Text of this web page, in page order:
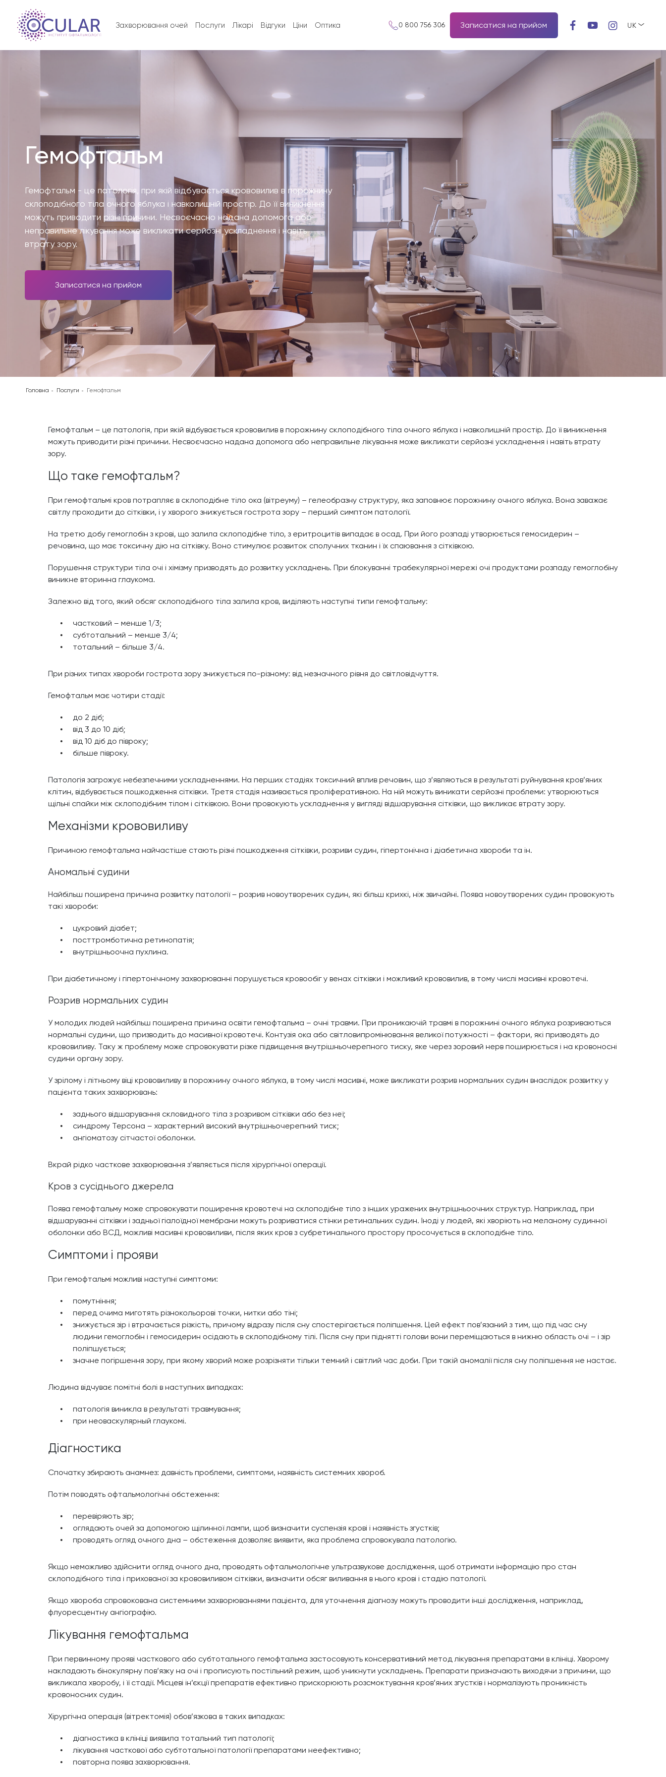
Захворювання очей Послуги Лікарі Відгуки Ціни Оптика 0 800 756 306 Записатися на прийом UK
Гемофтальм
Гемофтальм - це патологія, при якій відбувається крововилив в порожнину
склоподібного тіла очного яблука і навколишній простір. До її виникнення
можуть приводити різні причини. Несвоєчасно надана допомога або
неправильне лікування може викликати серйозні ускладнення і навіть
втрату зору.
Записатися на прийом
Головна Послуги Гемофтальм
Гемофтальм – це патологія, при якій відбувається крововилив в порожнину склоподібного тіла очного яблука і навколишній простір. До її виникнення
можуть приводити різні причини. Несвоєчасно надана допомога або неправильне лікування може викликати серйозні ускладнення і навіть втрату
зору.
Що таке гемофтальм?
При гемофтальмі кров потрапляє в склоподібне тіло ока (вітреуму) – гелеобразну структуру, яка заповнює порожнину очного яблука. Вона заважає
світлу проходити до сітківки, і у хворого знижується гострота зору – перший симптом патології.
На третю добу гемоглобін з крові, що залила склоподібне тіло, з еритроцитів випадає в осад. При його розпаді утворюється гемосидерин –
речовина, що має токсичну дію на сітківку. Воно стимулює розвиток сполучних тканин і їх спаювання з сітківкою.
Порушення структури тіла очі і хімізму призводять до розвитку ускладнень. При блокуванні трабекулярної мережі очі продуктами розпаду гемоглобіну
виникне вторинна глаукома.
Залежно від того, який обсяг склоподібного тіла залила кров, виділяють наступні типи гемофтальму:
частковий – менше 1/3;
субтотальний – менше 3/4;
тотальний – більше 3/4.
При різних типах хвороби гострота зору знижується по-різному: від незначного рівня до світловідчуття.
Гемофтальм має чотири стадії:
до 2 діб;
від 3 до 10 діб;
від 10 діб до півроку;
більше півроку.
Патологія загрожує небезпечними ускладненнями. На перших стадіях токсичний вплив речовин, що з’являються в результаті руйнування кров’яних
клітин, відбувається пошкодження сітківки. Третя стадія називається проліферативною. На ній можуть виникати серйозні проблеми: утворюються
щільні спайки між склоподібним тілом і сітківкою. Вони провокують ускладнення у вигляді відшарування сітківки, що викликає втрату зору.
Механізми крововиливу
Причиною гемофтальма найчастіше стають різні пошкодження сітківки, розриви судин, гіпертонічна і діабетична хвороби та ін.
Аномальні судини
Найбільш поширена причина розвитку патології – розрив новоутворених судин, які більш крихкі, ніж звичайні. Поява новоутворених судин провокують
такі хвороби:
цукровий діабет;
посттромботична ретинопатія;
внутрішньоочна пухлина.
При діабетичному і гіпертонічному захворюванні порушується кровообіг у венах сітківки і можливий крововилив, в тому числі масивні кровотечі.
Розрив нормальних судин
У молодих людей найбільш поширена причина освіти гемофтальма – очні травми. При проникаючій травмі в порожнині очного яблука розриваються
нормальні судини, що призводить до масивної кровотечі. Контузія ока або світловипромінювання великої потужності – фактори, які призводять до
крововиливу. Таку ж проблему може спровокувати різке підвищення внутрішньочерепного тиску, яке через зоровий нерв поширюється і на кровоносні
судини органу зору.
У зрілому і літньому віці крововиливу в порожнину очного яблука, в тому числі масивні, може викликати розрив нормальних судин внаслідок розвитку у
пацієнта таких захворювань:
заднього відшарування скловидного тіла з розривом сітківки або без неї;
синдрому Терсона – характерний високий внутрішньочерепний тиск;
ангіоматозу сітчастої оболонки.
Вкрай рідко часткове захворювання з’являється після хірургічної операції.
Кров з сусіднього джерела
Поява гемофтальму може спровокувати поширення кровотечі на склоподібне тіло з інших уражених внутрішньоочних структур. Наприклад, при
відшаруванні сітківки і задньої гіалоїдної мембрани можуть розриватися стінки ретинальних судин. Іноді у людей, які хворіють на меланому судинної
оболонки або ВСД, можливі масивні крововиливи, після яких кров з субретинального простору просочується в склоподібне тіло.
Симптоми і прояви
При гемофтальмі можливі наступні симптоми:
помутніння;
перед очима миготять різнокольорові точки, нитки або тіні;
знижується зір і втрачається різкість, причому відразу після сну спостерігається поліпшення. Цей ефект пов’язаний з тим, що під час сну
людини гемоглобін і гемосидерин осідають в склоподібному тілі. Після сну при піднятті голови вони переміщаються в нижню область очі – і зір
поліпшується;
значне погіршення зору, при якому хворий може розрізняти тільки темний і світлий час доби. При такій аномалії після сну поліпшення не настає.
Людина відчуває помітні болі в наступних випадках:
патологія виникла в результаті травмування;
при неоваскулярный глаукомі.
Діагностика
Спочатку збирають анамнез: давність проблеми, симптоми, наявність системних хвороб.
Потім поводять офтальмологічні обстеження:
перевіряють зір;
оглядають очей за допомогою щілинної лампи, щоб визначити суспензія крові і наявність згустків;
проводять огляд очного дна – обстеження дозволяє виявити, яка проблема спровокувала патологію.
Якщо неможливо здійснити огляд очного дна, проводять офтальмологічне ультразвукове дослідження, щоб отримати інформацію про стан
склоподібного тіла і прихованої за крововиливом сітківки, визначити обсяг виливання в нього крові і стадію патології.
Якщо хвороба спровокована системними захворюваннями пацієнта, для уточнення діагнозу можуть проводити інші дослідження, наприклад,
флуоресцентну ангіографію.
Лікування гемофтальма
При первинному прояві часткового або субтотального гемофтальма застосовують консервативний метод лікування препаратами в клініці. Хворому
накладають бінокулярну пов’язку на очі і прописують постільний режим, щоб уникнути ускладнень. Препарати призначають виходячи з причини, що
викликала хворобу, і її стадії. Місцеві ін’єкції препаратів ефективно прискорюють розсмоктування кров’яних згустків і нормалізують проникність
кровоносних судин.
Хірургічна операція (вітректомія) обов’язкова в таких випадках:
діагностика в клініці виявила тотальний тип патології;
лікування часткової або субтотальної патології препаратами неефективно;
повторна поява захворювання.